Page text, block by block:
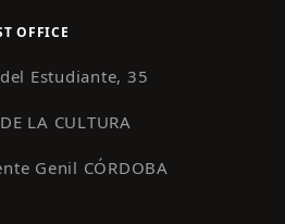
OFFICE
Estudiante, 35
LA CULTURA
Genil CÓRDOBA